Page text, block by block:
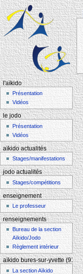
l'aïkido
Présentation
Vidéos
le jodo
Présentation
Vidéos
aïkido actualités
Stages/manifestations
jodo actualités
Stages/compétitions
enseignement
Le professeur
renseignements
Bureau de la section
Aïkido/Jodo
Règlement intérieur
aïkido bures-sur-yvette (91)
La section Aïkido